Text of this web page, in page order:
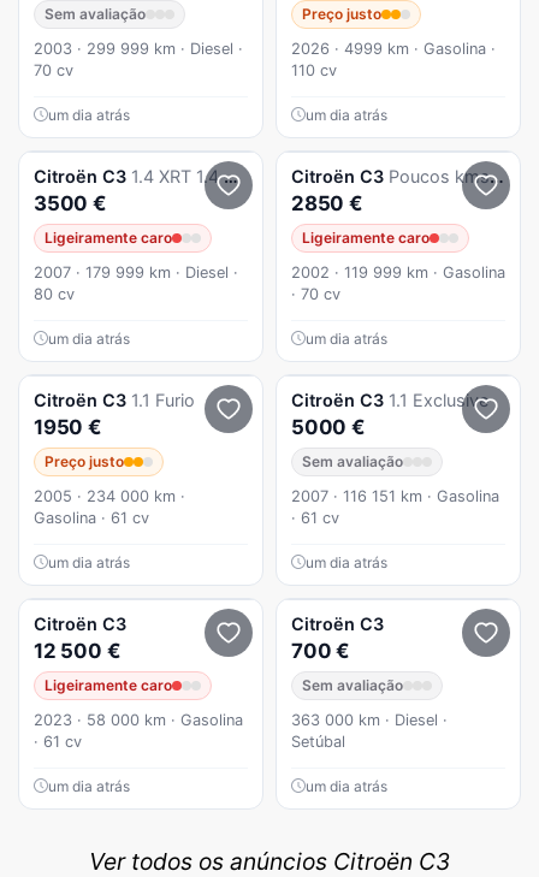
Sem avaliação
2003 · 299 999 km · Diesel ·
70 cv
um dia atrás
Preço justo
2026 · 4999 km · Gasolina ·
110 cv
um dia atrás
Citroën C3 1.4 XRT 1.4 DIESEL 75 CV CROSS COUNTRY (edição especial)
3500 €
Ligeiramente caro
2007 · 179 999 km · Diesel ·
80 cv
um dia atrás
Citroën C3 Poucos kms(117.500kms)MUITO ESTIMADO
2850 €
Ligeiramente caro
2002 · 119 999 km · Gasolina
· 70 cv
um dia atrás
Citroën C3 1.1 Furio
1950 €
Preço justo
2005 · 234 000 km ·
Gasolina · 61 cv
um dia atrás
Citroën C3 1.1 Exclusive
5000 €
Sem avaliação
2007 · 116 151 km · Gasolina
· 61 cv
um dia atrás
Citroën C3
12 500 €
Ligeiramente caro
2023 · 58 000 km · Gasolina
· 61 cv
um dia atrás
Citroën C3
700 €
Sem avaliação
363 000 km · Diesel ·
Setúbal
um dia atrás
Ver todos os anúncios Citroën C3